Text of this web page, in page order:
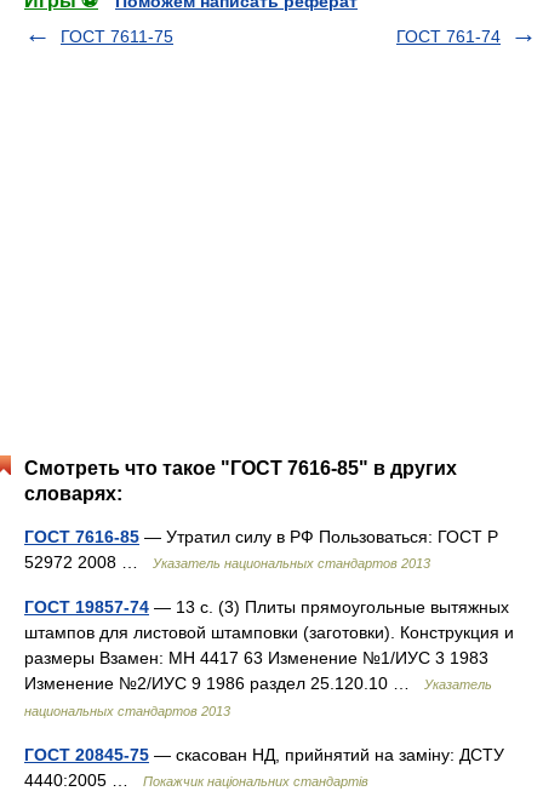
ГОСТ 7611-75
ГОСТ 761-74
Смотреть что такое "ГОСТ 7616-85" в других
словарях:
ГОСТ 7616-85 — Утратил силу в РФ Пользоваться: ГОСТ Р
52972 2008 …
Указатель национальных стандартов 2013
ГОСТ 19857-74 — 13 с. (3) Плиты прямоугольные вытяжных
штампов для листовой штамповки (заготовки). Конструкция и
размеры Взамен: МН 4417 63 Изменение №1/ИУС 3 1983
Изменение №2/ИУС 9 1986 раздел 25.120.10 …
Указатель
национальных стандартов 2013
ГОСТ 20845-75 — скасован НД, прийнятий на заміну: ДСТУ
4440:2005 …
Покажчик національних стандартів